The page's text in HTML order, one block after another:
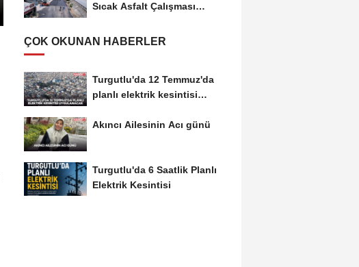
Sıcak Asfalt Çalışması
ÇOK OKUNAN HABERLER
Turgutlu'da 12 Temmuz'da
planlı elektrik kesintisi
Akıncı Ailesinin Acı günü
Turgutlu'da 6 Saatlik Planlı
Elektrik Kesintisi